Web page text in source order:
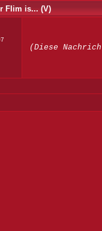
Flim is... (V)
(Diese